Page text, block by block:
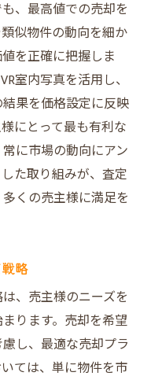
詳細報告
調査方法
報の提供
ザイン図面が売却
押しする理由
たらすメリット
インの工夫
創出
ェントが実現する
ジェントの役割
、最高値での売却を
似物件の動向を細か
を正確に把握しま
室内写真を活用し、
果を価格設定に反映
にとって最も有利な
に市場の動向にアン
た取り組みが、査定
くの売主様に満足を
略
、売主様のニーズを
ります。売却を希望
し、最適な売却プラ
ては、単に物件を市